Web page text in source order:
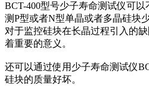
BCT-400型号少子寿命测试仪可
测P型或者N型单晶或者多晶硅块
对于监控硅块在长晶过程引入的
着重要的意义。
还可以通过使用少子寿命测试仪
硅块的质量好坏。